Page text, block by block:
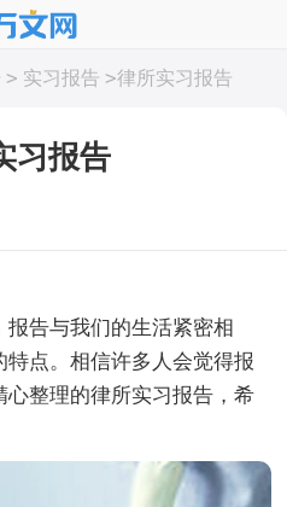
> 实习报告 >律所实习报告
习报告
告与我们的生活紧密相
点。相信许多人会觉得报
整理的律所实习报告，希